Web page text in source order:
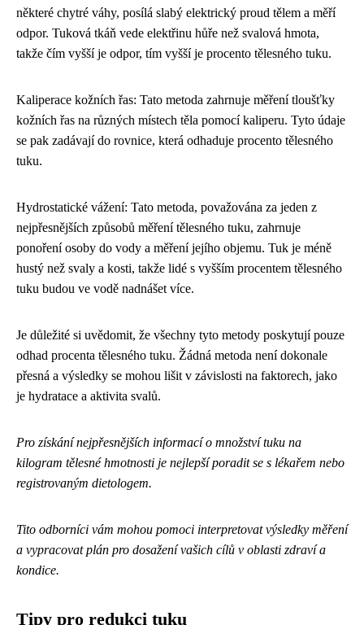
některé chytré váhy, posílá slabý elektrický proud tělem a měří
odpor. Tuková tkáň vede elektřinu hůře než svalová hmota,
takže čím vyšší je odpor, tím vyšší je procento tělesného tuku.
Kaliperace kožních řas: Tato metoda zahrnuje měření tloušťky
kožních řas na různých místech těla pomocí kaliperu. Tyto údaje
se pak zadávají do rovnice, která odhaduje procento tělesného
tuku.
Hydrostatické vážení: Tato metoda, považována za jeden z
nejpřesnějších způsobů měření tělesného tuku, zahrnuje
ponoření osoby do vody a měření jejího objemu. Tuk je méně
hustý než svaly a kosti, takže lidé s vyšším procentem tělesného
tuku budou ve vodě nadnášet více.
Je důležité si uvědomit, že všechny tyto metody poskytují pouze
odhad procenta tělesného tuku. Žádná metoda není dokonale
přesná a výsledky se mohou lišit v závislosti na faktorech, jako
je hydratace a aktivita svalů.
Pro získání nejpřesnějších informací o množství tuku na
kilogram tělesné hmotnosti je nejlepší poradit se s lékařem nebo
registrovaným dietologem.
Tito odborníci vám mohou pomoci interpretovat výsledky měření
a vypracovat plán pro dosažení vašich cílů v oblasti zdraví a
kondice.
Tipy pro redukci tuku